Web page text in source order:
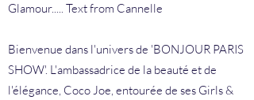
Glamour..... Text from Cannelle
Bienvenue dans l'univers de 'BONJOUR PARIS
SHOW'. L'ambassadrice de la beauté et de
l'élégance, Coco Joe, entourée de ses Girls &